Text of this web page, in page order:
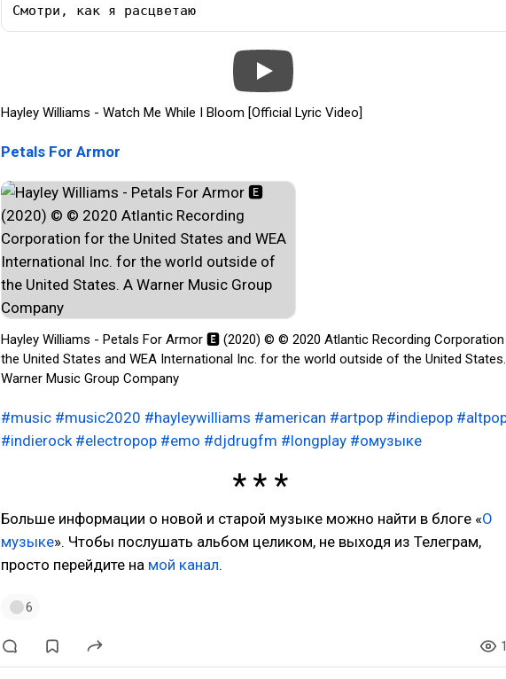
Смотри, как я расцветаю
Hayley Williams - Watch Me While I Bloom [Official Lyric Video]
Petals For Armor
Hayley Williams - Petals For Armor 🅴 (2020) © © 2020 Atlantic Recording
the United States and WEA International Inc. for the world outside of the United
Warner Music Group Company
#music #music2020 #hayleywilliams #american #artpop #indiepop
#indierock #electropop #emo #djdrugfm #longplay #омузыке
Больше информации о новой и старой музыке можно найти в блоге «О
музыке». Чтобы послушать альбом целиком, не выходя из Телеграм,
просто перейдите на мой канал.
6